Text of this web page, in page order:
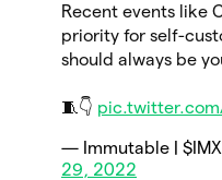
Recent events like
priority for self-
should always be
🧵👇
— Immutable |
29, 2022